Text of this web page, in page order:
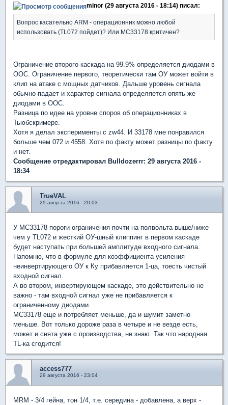
minor (29 августа 2016 - 18:14) писал:
Вопрос касательно ARM - операционник можно любой
использовать (TL072 пойдет)? Или МС33178 критичен?
Ограничение второго каскада на 99.9% определяется диодами в
ООС. Ограничение первого, теоретически там ОУ может войти в
клип на атаке с мощных датчиков. Дальше уровень сигнала
обычно падает и характер сигнала определяется опять же
диодами в ООС.
Разница по идее на уровне споров об операционниках в
Тьюбскримере.
Хотя я делал эксперименты с zw44. И 33178 мне понравился
больше чем 072 и 4558. Хотя по факту может разницы по факту
и нет.
Сообщение отредактировал Bulldozerrr: 29 августа 2016 -
18:34
TrueVAL
29 августа 2016 - 20:03
У МС33178 пороги ограничения почти на полвольта выше/ниже
чем у TL072 и жесткий ОУ-шный клиппинг в первом каскаде
будет наступать при большей амплитуде входного сигнала.
Напомню, что в формуле для коэффициента усиления
неинвертирующего ОУ к Ку прибавляется 1-ца, тоесть чистый
входной сигнал.
А во втором, инвертирующем каскаде, это действительно не
важно - там входной сигнал уже не прибавляется к
ограниченному диодами.
МС33178 еще и потребляет меньше, да и шумит заметно
меньше. Вот только дороже раза в четыре и не везде есть,
может и снята уже с производства, не знаю. Так что народная
TL-ка сгодится!
access777
29 августа 2016 - 23:04
MRM - 3/4 гейна, тон 1/4, т.е. середина - добавлена, а верх -